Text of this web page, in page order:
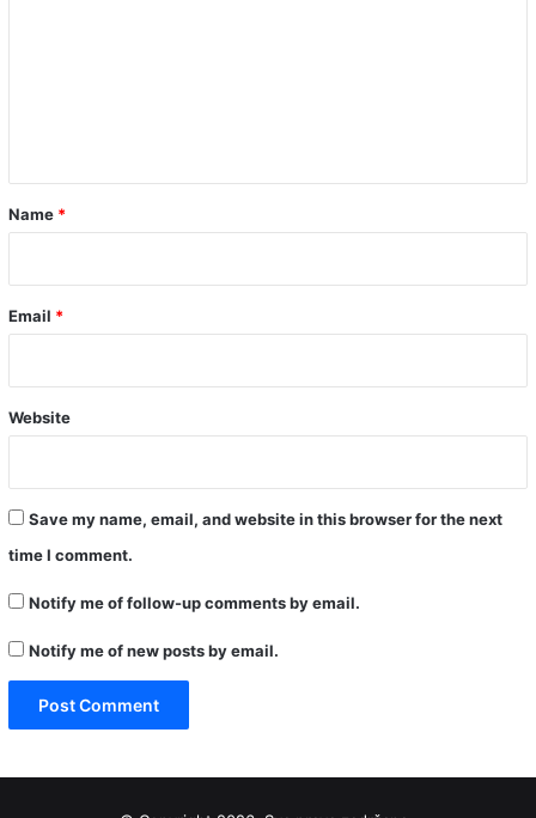
*
Name *
Email *
Website
Save my name, email, and website in this browser for the next
time I comment.
Notify me of follow-up comments by email.
Notify me of new posts by email.